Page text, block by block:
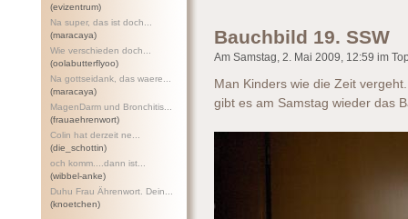
(evizentrum)
Na super, das ist doch...
(maracaya)
Wie verschieden doch...
(oolabutterflyoo)
Na gottseidank, das waere...
(maracaya)
MagenDarm und Bronchitis...
(frauaehrenwort)
Colin hat derzeit ne...
(die_schottin)
och komm....dann ist...
(wibbel-anke)
Duhu Frau Ährenwort. Dein...
(knoetchen)
Bauchbild 19. SSW
Am Samstag, 2. Mai 2009, 12:59 im
Man Kinders wie die Zeit
gibt es am Samstag wieder das